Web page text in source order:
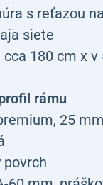
s reťazou
siete
180 cm x v
rámu
25 mm